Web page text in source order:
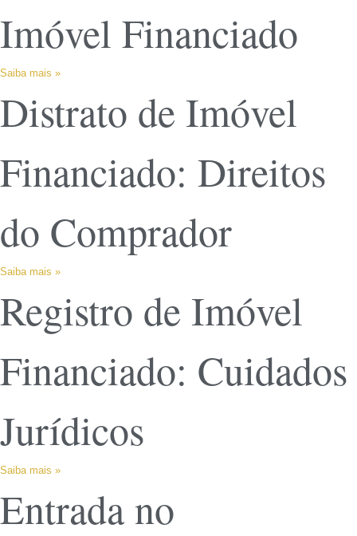
Imóvel Financiado
Saiba mais »
Distrato de Imóvel
Financiado: Direitos
do Comprador
Saiba mais »
Registro de Imóvel
Financiado: Cuidados
Jurídicos
Saiba mais »
Entrada no